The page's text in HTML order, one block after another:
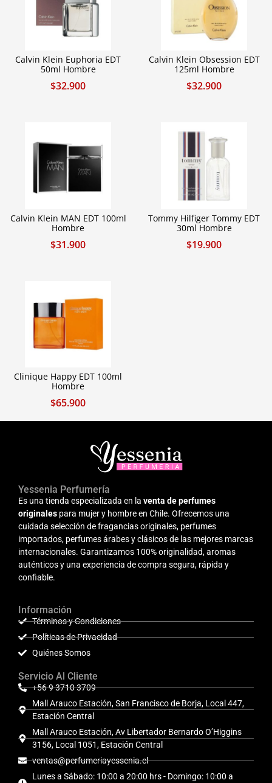
Calvin Klein Euphoria EDT
50ml Hombre
$32.900
Calvin Klein Obsession EDT
125ml Hombre
$32.900
Calvin Klein MAN EDT 100ml
Hombre
$31.900
Tommy Hilfiger Tommy EDT
30ml Hombre
$19.900
Clinique Happy EDT 100ml
Hombre
$65.900
Yessenia Perfumería
Es una tienda especializada en la venta de perfumes
originales para mujer y hombre en Chile. Ofrecemos una
cuidada selección de fragancias originales, perfumes
importados, perfumes árabes y clásicos de las mejores marcas
internacionales. Garantizamos 100% originalidad, aromas
auténticos y una experiencia de compra segura, rápida y
confiable.
Información
Términos y Condiciones
Políticas de Privacidad
Quiénes Somos
Servicio Al Cliente
+56 9 3710 3709
Mall Arauco Estación, San Francisco de Borja, Local 447,
Estación Central
Mall Arauco Estación, Av Libertador Bernardo O’Higgins
3156, Local 1051, Estación Central
ventas@perfumeriayessenia.cl
Lunes a Sábado: 10:00 a 20:00 hrs - Domingo: 10:00 a